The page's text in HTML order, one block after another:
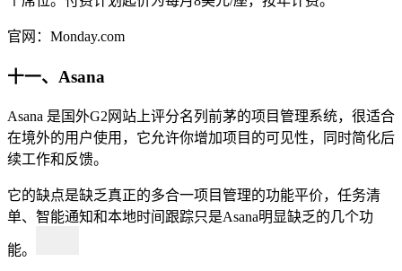
官网：Monday.com
十一、Asana
Asana 是国外G2网站上评分名列前茅的项目管理系统，很适合
在境外的用户使用，它允许你增加项目的可见性，同时简化后
续工作和反馈。
它的缺点是缺乏真正的多合一项目管理的功能平价，任务清
单、智能通知和本地时间跟踪只是Asana明显缺乏的几个功
能。